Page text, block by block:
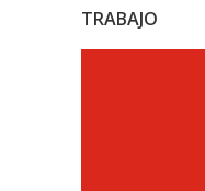
TRABAJO